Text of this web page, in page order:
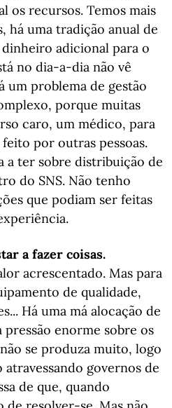
os recursos. Temos mais
há uma tradição anual de
adicional para o
no dia-a-dia não vê
um problema de gestão
porque muitas
caro, um médico, para
por outras pessoas.
a ter sobre distribuição de
do SNS. Não tenho
que podiam ser feitas
a fazer coisas.
acrescentado. Mas para
de qualidade,
Há uma má alocação de
enorme sobre os
se produza muito, logo
governos de
de que, quando